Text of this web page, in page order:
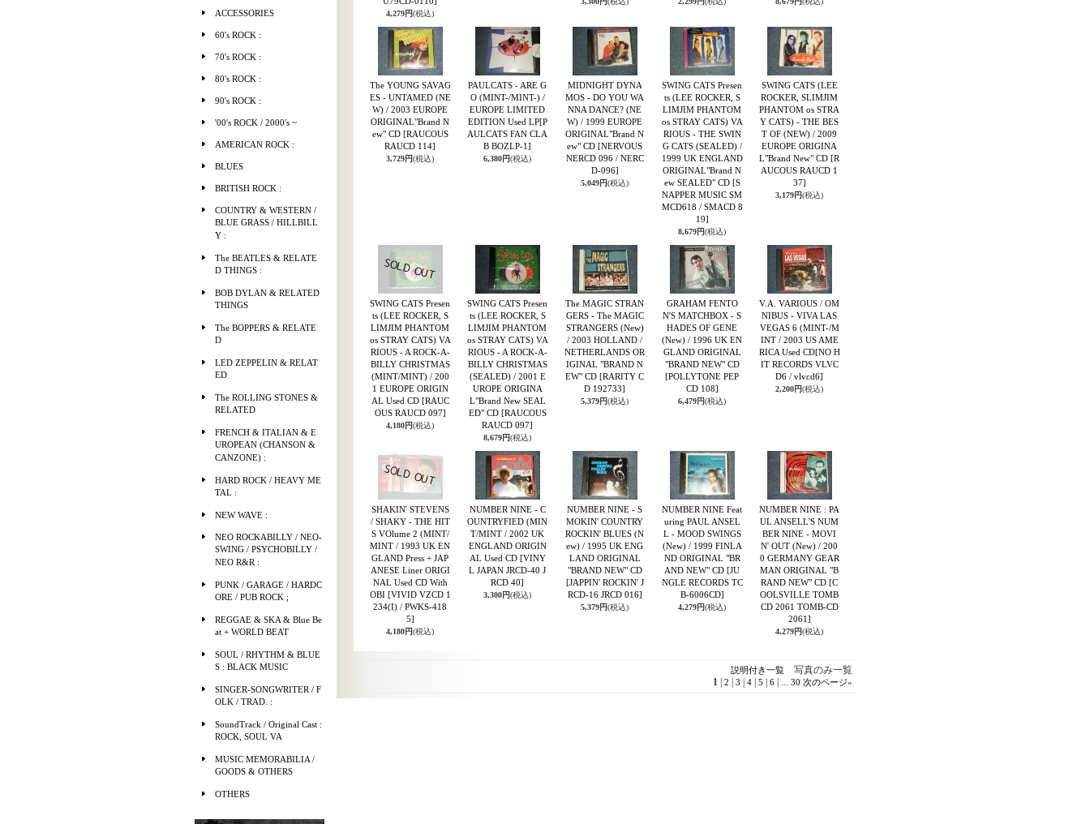
ACCESSORIES
60's ROCK :
70's ROCK :
80's ROCK :
90's ROCK :
'00's ROCK / 2000's ~
AMERICAN ROCK :
BLUES
BRITISH ROCK :
COUNTRY & WESTERN /
BLUE GRASS / HILLBILL
Y :
The BEATLES & RELATE
D THINGS :
BOB DYLAN & RELATED
THINGS
The BOPPERS & RELATE
D
LED ZEPPELIN & RELAT
ED
The ROLLING STONES &
RELATED
FRENCH & ITALIAN & E
UROPEAN (CHANSON &
CANZONE) :
HARD ROCK / HEAVY ME
TAL :
NEW WAVE :
NEO ROCKABILLY / NEO-
SWING / PSYCHOBILLY /
NEO R&R :
PUNK / GARAGE / HARDC
ORE / PUB ROCK ;
REGGAE & SKA & Blue Be
at + WORLD BEAT
SOUL / RHYTHM & BLUE
S : BLACK MUSIC
SINGER-SONGWRITER / F
OLK / TRAD. :
SoundTrack / Original Cast :
ROCK, SOUL VA
MUSIC MEMORABILIA /
GOODS & OTHERS
OTHERS
4,279円(税込)
The YOUNG SAVAG
ES - UNTAMED (NE
W) / 2003 EUROPE
ORIGINAL"Brand N
ew" CD [RAUCOUS
RAUCD 114]
3,729円(税込)
PAULCATS - ARE G
O (MINT-/MINT-) /
EUROPE LIMITED
EDITION Used LP[P
AULCATS FAN CLA
B BOZLP-1]
6,380円(税込)
MIDNIGHT DYNA
MOS - DO YOU WA
NNA DANCE? (NE
W) / 1999 EUROPE
ORIGINAL"Brand N
ew" CD [NERVOUS
NERCD 096 / NERC
D-096]
5,049円(税込)
SWING CATS Presen
ts (LEE ROCKER, S
LIMJIM PHANTOM
os STRAY CATS) VA
RIOUS - THE SWIN
G CATS (SEALED) /
1999 UK ENGLAND
ORIGINAL"Brand N
ew SEALED" CD [S
NAPPER MUSIC SM
MCD618 / SMACD 8
19]
8,679円(税込)
SWING CATS (LEE
ROCKER, SLIMJIM
PHANTOM os STRA
Y CATS) - THE BES
T OF (NEW) / 2009
EUROPE ORIGINA
L"Brand New" CD [R
AUCOUS RAUCD 1
37]
3,179円(税込)
SWING CATS Presen
ts (LEE ROCKER, S
LIMJIM PHANTOM
os STRAY CATS) VA
RIOUS - A ROCK-A-
BILLY CHRISTMAS
(MINT/MINT) / 200
1 EUROPE ORIGIN
AL Used CD [RAUC
OUS RAUCD 097]
4,180円(税込)
SWING CATS Presen
ts (LEE ROCKER, S
LIMJIM PHANTOM
os STRAY CATS) VA
RIOUS - A ROCK-A-
BILLY CHRISTMAS
(SEALED) / 2001 E
UROPE ORIGINA
L"Brand New SEAL
ED" CD [RAUCOUS
RAUCD 097]
8,679円(税込)
The MAGIC STRAN
GERS - The MAGIC
STRANGERS (New)
/ 2003 HOLLAND /
NETHERLANDS OR
IGINAL "BRAND N
EW" CD [RARITY C
D 192733]
5,379円(税込)
GRAHAM FENTO
N'S MATCHBOX - S
HADES OF GENE
(New) / 1996 UK EN
GLAND ORIGINAL
"BRAND NEW" CD
[POLLYTONE PEP
CD 108]
6,479円(税込)
V.A. VARIOUS / OM
NIBUS - VIVA LAS
VEGAS 6 (MINT-/M
INT / 2003 US AME
RICA Used CD[NO H
IT RECORDS VLVC
D6 / vlvcd6]
2,200円(税込)
SHAKIN' STEVENS
/ SHAKY - THE HIT
S VOlume 2 (MINT/
MINT / 1993 UK EN
GLAND Press + JAP
ANESE Liner ORIGI
NAL Used CD With
OBI [VIVID VZCD 1
234(I) / PWKS-418
5]
4,180円(税込)
NUMBER NINE - C
OUNTRYFIED (MIN
T/MINT / 2002 UK
ENGLAND ORIGIN
AL Used CD [VINY
L JAPAN JRCD-40 J
RCD 40]
3,300円(税込)
NUMBER NINE - S
MOKIN' COUNTRY
ROCKIN' BLUES (N
ew) / 1995 UK ENG
LAND ORIGINAL
"BRAND NEW" CD
[JAPPIN' ROCKIN' J
RCD-16 JRCD 016]
5,379円(税込)
NUMBER NINE Feat
uring PAUL ANSEL
L - MOOD SWINGS
(New) / 1999 FINLA
ND ORIGINAL "BR
AND NEW" CD [JU
NGLE RECORDS TC
B-6006CD]
4,279円(税込)
NUMBER NINE : PA
UL ANSELL'S NUM
BER NINE - MOVI
N' OUT (New) / 200
0 GERMANY GEAR
MAN ORIGINAL "B
RAND NEW" CD [C
OOLSVILLE TOMB
CD 2061 TOMB-CD
2061]
4,279円(税込)
説明付き一覧写真のみ一覧
1| 2 3 4| 5 6| ... 30 次のページ»